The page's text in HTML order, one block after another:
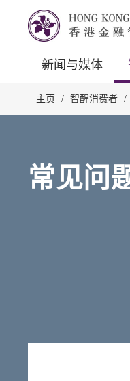
新闻与媒体
主页 / 智醒消费者 /
常见问